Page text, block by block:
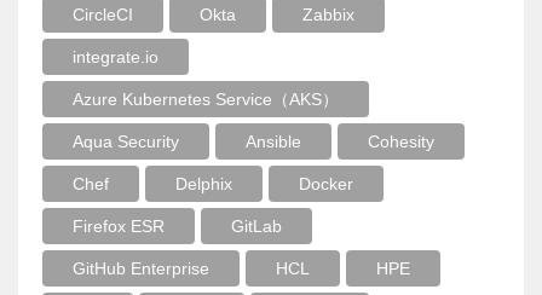
CircleCI Okta Zabbix
integrate.io
Azure Kubernetes Service（AKS）
Aqua Security Ansible Cohesity
Chef Delphix Docker
Firefox ESR GitLab
GitHub Enterprise HCL HPE